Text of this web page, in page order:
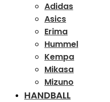
Adidas
Asics
Erima
Hummel
Kempa
Mikasa
Mizuno
HANDBALL